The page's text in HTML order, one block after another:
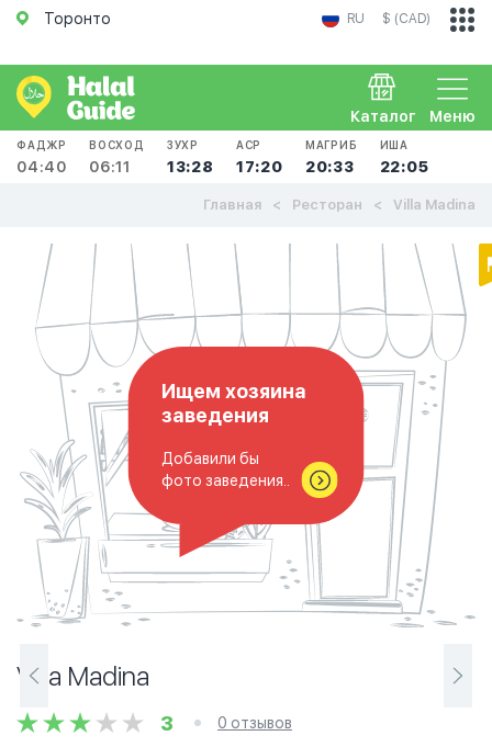
Торонто RU $ (CAD)
Меню
Каталог
ФАДЖР
04:40
ВОСХОД
06:11
ЗУХР
13:28
АСР
17:20
МАГРИБ
20:33
ИША
22:05
Главная Ресторан Villa Madina
Ищем хозяина
заведения
Добавили бы
фото заведения..
Villa Madina
3 0 отзывов